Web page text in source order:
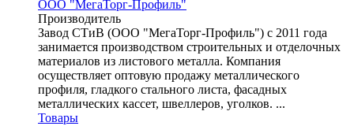
ООО "МегаТорг-Профиль"
Производитель
Завод СТиВ (ООО "МегаТорг-Профиль") с 2011 года
занимается производством строительных и отделочных
материалов из листового металла. Компания
осуществляет оптовую продажу металлического
профиля, гладкого стального листа, фасадных
металлических кассет, швеллеров, уголков. ...
Товары